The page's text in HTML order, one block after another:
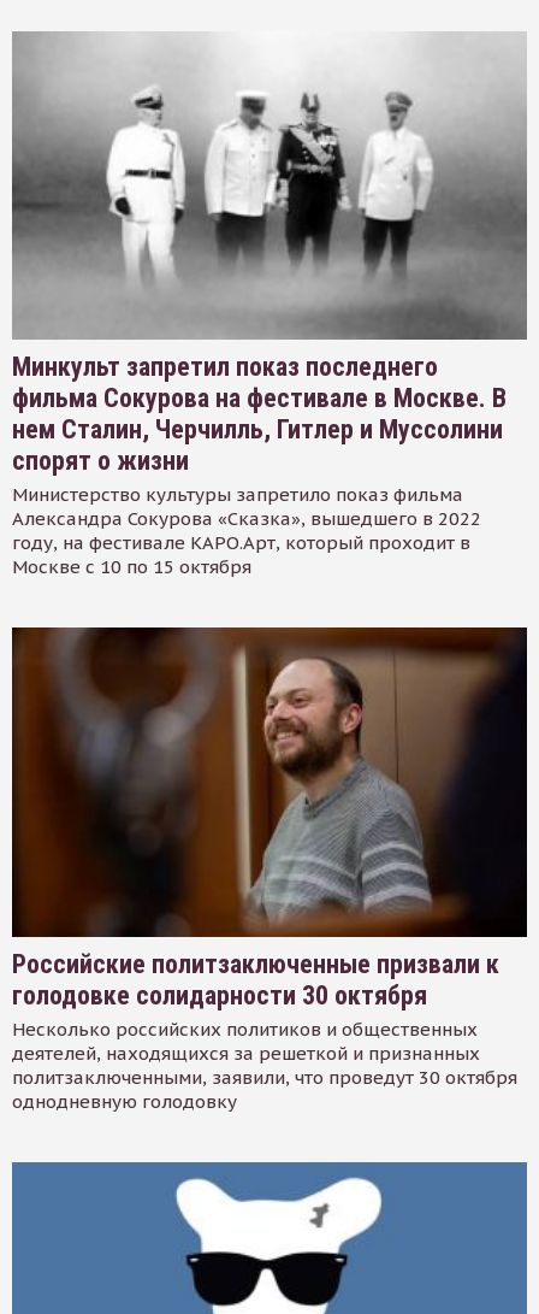
Минкульт запретил показ последнего
фильма Сокурова на фестивале в Москве. В
нем Сталин, Черчилль, Гитлер и Муссолини
спорят о жизни
Министерство культуры запретило показ фильма
Александра Сокурова «Сказка», вышедшего в 2022
году, на фестивале КАРО.Арт, который проходит в
Москве с 10 по 15 октября
Российские политзаключенные призвали к
голодовке солидарности 30 октября
Несколько российских политиков и общественных
деятелей, находящихся за решеткой и признанных
политзаключенными, заявили, что проведут 30 октября
однодневную голодовку